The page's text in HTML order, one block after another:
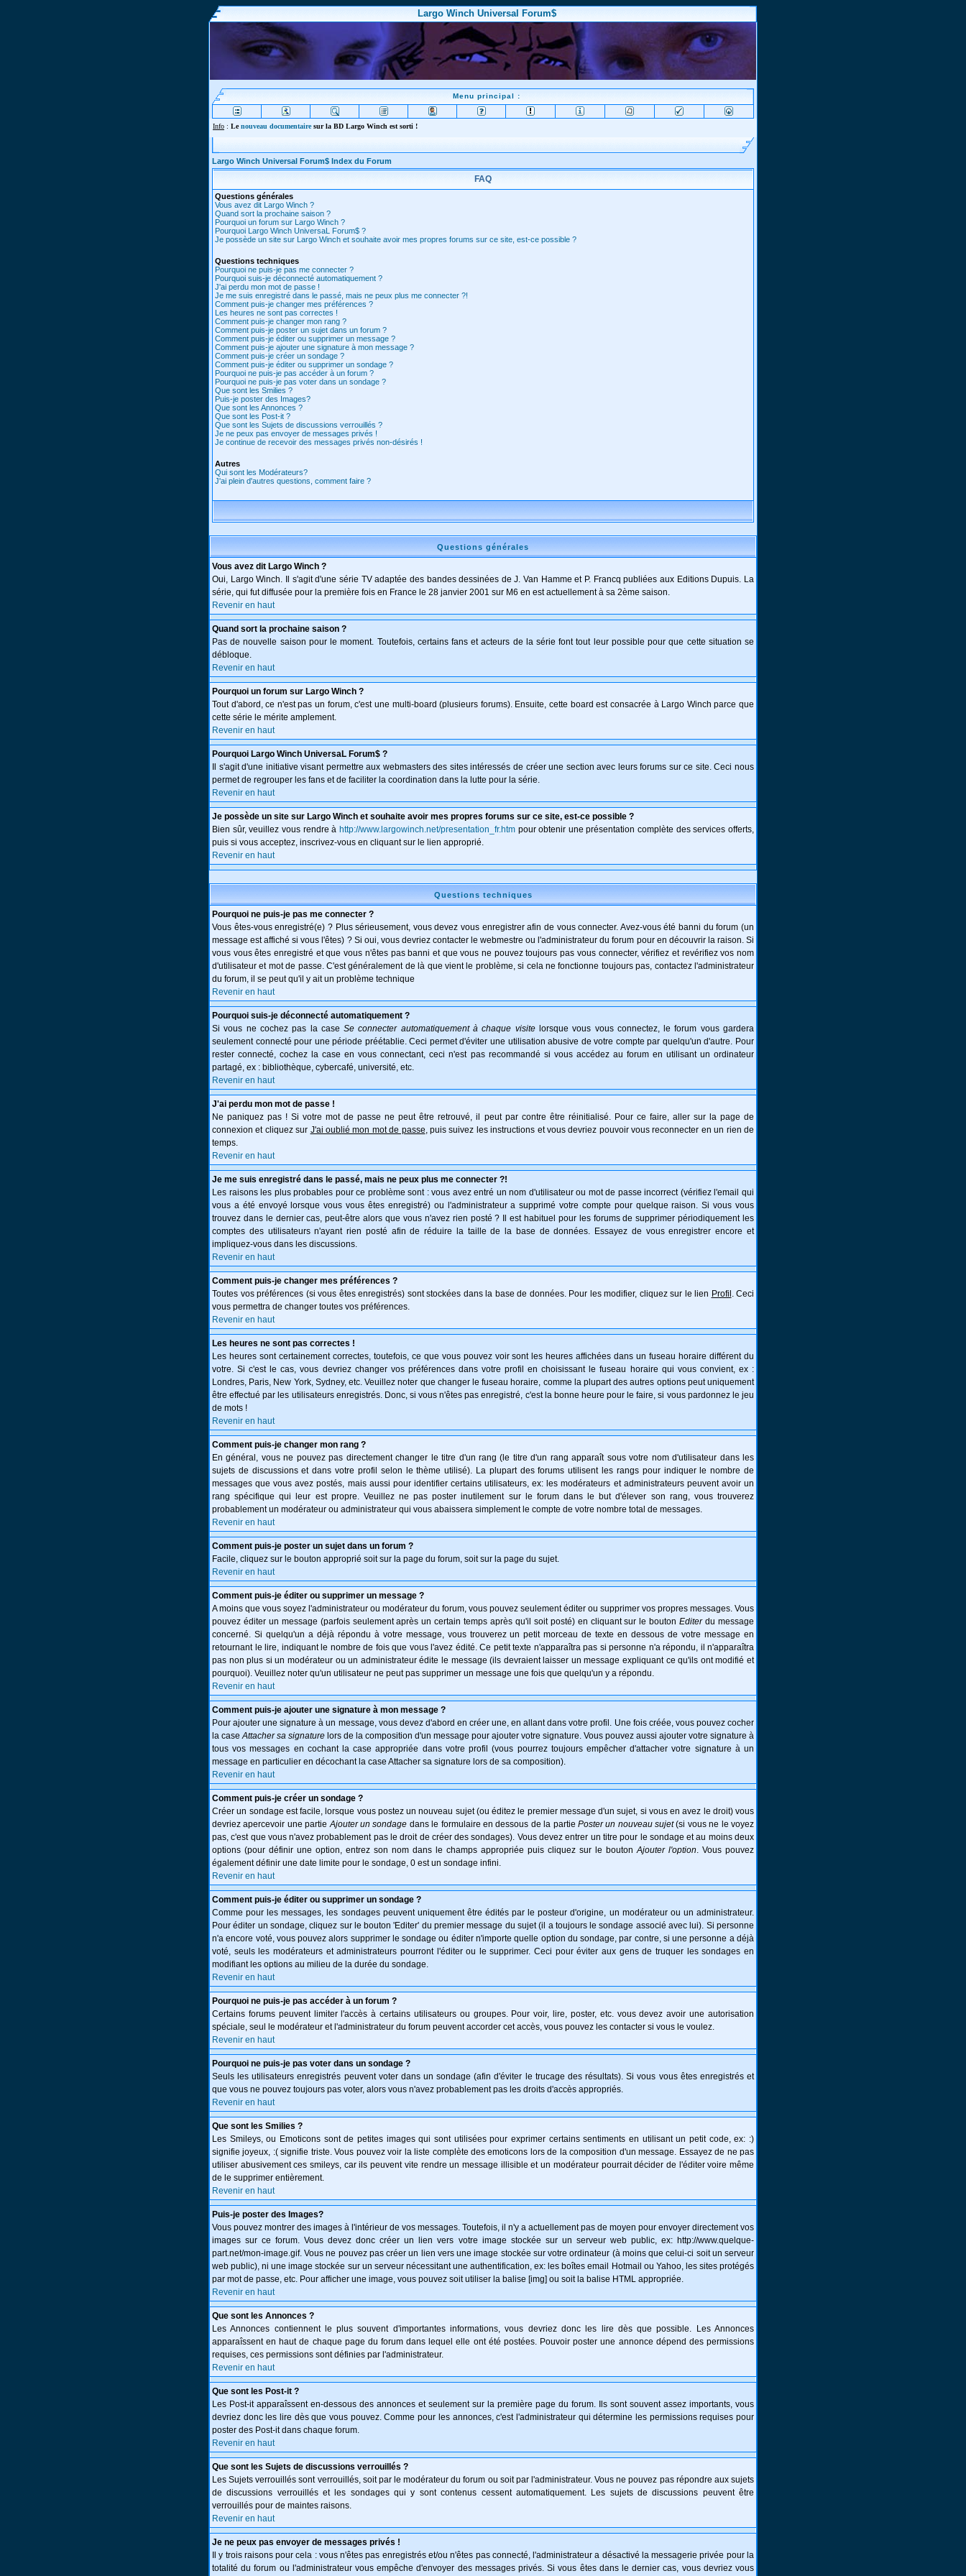
Largo Winch Universal Forum$
Menu principal :
Info : Lenouveau documentairesur la BD Largo Winch est sorti !
Largo Winch Universal Forum$ Index du Forum
FAQ
Questions générales
Vous avez dit Largo Winch ?
Quand sort la prochaine saison ?
Pourquoi un forum sur Largo Winch ?
Pourquoi Largo Winch UniversaL Forum$ ?
Je possède un site sur Largo Winch et souhaite avoir mes propres forums sur ce site, est-ce possible ?
Questions techniques
Pourquoi ne puis-je pas me connecter ?
Pourquoi suis-je déconnecté automatiquement ?
J'ai perdu mon mot de passe !
Je me suis enregistré dans le passé, mais ne peux plus me connecter ?!
Comment puis-je changer mes préférences ?
Les heures ne sont pas correctes !
Comment puis-je changer mon rang ?
Comment puis-je poster un sujet dans un forum ?
Comment puis-je éditer ou supprimer un message ?
Comment puis-je ajouter une signature à mon message ?
Comment puis-je créer un sondage ?
Comment puis-je éditer ou supprimer un sondage ?
Pourquoi ne puis-je pas accéder à un forum ?
Pourquoi ne puis-je pas voter dans un sondage ?
Que sont les Smilies ?
Puis-je poster des Images?
Que sont les Annonces ?
Que sont les Post-it ?
Que sont les Sujets de discussions verrouillés ?
Je ne peux pas envoyer de messages privés !
Je continue de recevoir des messages privés non-désirés !
Autres
Qui sont les Modérateurs?
J'ai plein d'autres questions, comment faire ?
Questions générales
Vous avez dit Largo Winch ?
Oui, Largo Winch. Il s'agit d'une série TV adaptée des bandes dessinées de J. Van Hamme et P. Francq publiées aux Editions Dupuis. La
série, qui fut diffusée pour la première fois en France le 28 janvier 2001 sur M6 en est actuellement à sa 2ème saison.
Revenir en haut
Quand sort la prochaine saison ?
Pas de nouvelle saison pour le moment. Toutefois, certains fans et acteurs de la série font tout leur possible pour que cette situation se
débloque.
Revenir en haut
Pourquoi un forum sur Largo Winch ?
Tout d'abord, ce n'est pas un forum, c'est une multi-board (plusieurs forums). Ensuite, cette board est consacrée à Largo Winch parce que
cette série le mérite amplement.
Revenir en haut
Pourquoi Largo Winch UniversaL Forum$ ?
Il s'agit d'une initiative visant permettre aux webmasters des sites intéressés de créer une section avec leurs forums sur ce site. Ceci nous
permet de regrouper les fans et de faciliter la coordination dans la lutte pour la série.
Revenir en haut
Je possède un site sur Largo Winch et souhaite avoir mes propres forums sur ce site, est-ce possible ?
Bien sûr, veuillez vous rendre à http://www.largowinch.net/presentation_fr.htmpour obtenir une présentation complète des services offerts,
puis si vous acceptez, inscrivez-vous en cliquant sur le lien approprié.
Revenir en haut
Questions techniques
Pourquoi ne puis-je pas me connecter ?
Vous êtes-vous enregistré(e) ? Plus sérieusement, vous devez vous enregistrer afin de vous connecter. Avez-vous été banni du forum (un
message est affiché si vous l'êtes) ? Si oui, vous devriez contacter le webmestre ou l'administrateur du forum pour en découvrir la raison. Si
vous vous êtes enregistré et que vous n'êtes pas banni et que vous ne pouvez toujours pas vous connecter, vérifiez et revérifiez vos nom
d'utilisateur et mot de passe. C'est généralement de là que vient le problème, si cela ne fonctionne toujours pas, contactez l'administrateur
du forum, il se peut qu'il y ait un problème technique
Revenir en haut
Pourquoi suis-je déconnecté automatiquement ?
Si vous ne cochez pas la caseSe connecter automatiquement à chaque visitelorsque vous vous connectez, le forum vous gardera
seulement connecté pour une période préétablie. Ceci permet d'éviter une utilisation abusive de votre compte par quelqu'un d'autre. Pour
rester connecté, cochez la case en vous connectant, ceci n'est pas recommandé si vous accédez au forum en utilisant un ordinateur
partagé, ex : bibliothèque, cybercafé, université, etc.
Revenir en haut
J'ai perdu mon mot de passe !
Ne paniquez pas ! Si votre mot de passe ne peut être retrouvé, il peut par contre être réinitialisé. Pour ce faire, aller sur la page de
connexion et cliquez sur J'ai oublié mon mot de passe, puis suivez les instructions et vous devriez pouvoir vous reconnecter en un rien de
temps.
Revenir en haut
Je me suis enregistré dans le passé, mais ne peux plus me connecter ?!
Les raisons les plus probables pour ce problème sont : vous avez entré un nom d'utilisateur ou mot de passe incorrect (vérifiez l'email qui
vous a été envoyé lorsque vous vous êtes enregistré) ou l'administrateur a supprimé votre compte pour quelque raison. Si vous vous
trouvez dans le dernier cas, peut-être alors que vous n'avez rien posté ? Il est habituel pour les forums de supprimer périodiquement les
comptes des utilisateurs n'ayant rien posté afin de réduire la taille de la base de données. Essayez de vous enregistrer encore et
impliquez-vous dans les discussions.
Revenir en haut
Comment puis-je changer mes préférences ?
Toutes vos préférences (si vous êtes enregistrés) sont stockées dans la base de données. Pour les modifier, cliquez sur le lien Profil . Ceci
vous permettra de changer toutes vos préférences.
Revenir en haut
Les heures ne sont pas correctes !
Les heures sont certainement correctes, toutefois, ce que vous pouvez voir sont les heures affichées dans un fuseau horaire différent du
votre. Si c'est le cas, vous devriez changer vos préférences dans votre profil en choisissant le fuseau horaire qui vous convient, ex :
Londres, Paris, New York, Sydney, etc. Veuillez noter que changer le fuseau horaire, comme la plupart des autres options peut uniquement
être effectué par les utilisateurs enregistrés. Donc, si vous n'êtes pas enregistré, c'est la bonne heure pour le faire, si vous pardonnez le jeu
de mots !
Revenir en haut
Comment puis-je changer mon rang ?
En général, vous ne pouvez pas directement changer le titre d'un rang (le titre d'un rang apparaît sous votre nom d'utilisateur dans les
sujets de discussions et dans votre profil selon le thème utilisé). La plupart des forums utilisent les rangs pour indiquer le nombre de
messages que vous avez postés, mais aussi pour identifier certains utilisateurs, ex: les modérateurs et administrateurs peuvent avoir un
rang spécifique qui leur est propre. Veuillez ne pas poster inutilement sur le forum dans le but d'élever son rang, vous trouverez
probablement un modérateur ou administrateur qui vous abaissera simplement le compte de votre nombre total de messages.
Revenir en haut
Comment puis-je poster un sujet dans un forum ?
Facile, cliquez sur le bouton approprié soit sur la page du forum, soit sur la page du sujet.
Revenir en haut
Comment puis-je éditer ou supprimer un message ?
A moins que vous soyez l'administrateur ou modérateur du forum, vous pouvez seulement éditer ou supprimer vos propres messages. Vous
pouvez éditer un message (parfois seulement après un certain temps après qu'il soit posté) en cliquant sur le boutonEditerdu message
concerné. Si quelqu'un a déjà répondu à votre message, vous trouverez un petit morceau de texte en dessous de votre message en
retournant le lire, indiquant le nombre de fois que vous l'avez édité. Ce petit texte n'apparaîtra pas si personne n'a répondu, il n'apparaîtra
pas non plus si un modérateur ou un administrateur édite le message (ils devraient laisser un message expliquant ce qu'ils ont modifié et
pourquoi). Veuillez noter qu'un utilisateur ne peut pas supprimer un message une fois que quelqu'un y a répondu.
Revenir en haut
Comment puis-je ajouter une signature à mon message ?
Pour ajouter une signature à un message, vous devez d'abord en créer une, en allant dans votre profil. Une fois créée, vous pouvez cocher
la caseAttacher sa signature lors de la composition d'un message pour ajouter votre signature. Vous pouvez aussi ajouter votre signature à
tous vos messages en cochant la case appropriée dans votre profil (vous pourrez toujours empêcher d'attacher votre signature à un
message en particulier en décochant la case Attacher sa signature lors de sa composition).
Revenir en haut
Comment puis-je créer un sondage ?
Créer un sondage est facile, lorsque vous postez un nouveau sujet (ou éditez le premier message d'un sujet, si vous en avez le droit) vous
devriez apercevoir une partieAjouter un sondage dans le formulaire en dessous de la partie Poster un nouveau sujet(si vous ne le voyez
pas, c'est que vous n'avez probablement pas le droit de créer des sondages). Vous devez entrer un titre pour le sondage et au moins deux
options (pour définir une option, entrez son nom dans le champs appropriée puis cliquez sur le boutonAjouter l'option. Vous pouvez
également définir une date limite pour le sondage, 0 est un sondage infini.
Revenir en haut
Comment puis-je éditer ou supprimer un sondage ?
Comme pour les messages, les sondages peuvent uniquement être édités par le posteur d'origine, un modérateur ou un administrateur.
Pour éditer un sondage, cliquez sur le bouton 'Editer' du premier message du sujet (il a toujours le sondage associé avec lui). Si personne
n'a encore voté, vous pouvez alors supprimer le sondage ou éditer n'importe quelle option du sondage, par contre, si une personne a déjà
voté, seuls les modérateurs et administrateurs pourront l'éditer ou le supprimer. Ceci pour éviter aux gens de truquer les sondages en
modifiant les options au milieu de la durée du sondage.
Revenir en haut
Pourquoi ne puis-je pas accéder à un forum ?
Certains forums peuvent limiter l'accès à certains utilisateurs ou groupes. Pour voir, lire, poster, etc. vous devez avoir une autorisation
spéciale, seul le modérateur et l'administrateur du forum peuvent accorder cet accès, vous pouvez les contacter si vous le voulez.
Revenir en haut
Pourquoi ne puis-je pas voter dans un sondage ?
Seuls les utilisateurs enregistrés peuvent voter dans un sondage (afin d'éviter le trucage des résultats). Si vous vous êtes enregistrés et
que vous ne pouvez toujours pas voter, alors vous n'avez probablement pas les droits d'accès appropriés.
Revenir en haut
Que sont les Smilies ?
Les Smileys, ou Emoticons sont de petites images qui sont utilisées pour exprimer certains sentiments en utilisant un petit code, ex: :)
signifie joyeux, :( signifie triste. Vous pouvez voir la liste complète des emoticons lors de la composition d'un message. Essayez de ne pas
utiliser abusivement ces smileys, car ils peuvent vite rendre un message illisible et un modérateur pourrait décider de l'éditer voire même
de le supprimer entièrement.
Revenir en haut
Puis-je poster des Images?
Vous pouvez montrer des images à l'intérieur de vos messages. Toutefois, il n'y a actuellement pas de moyen pour envoyer directement vos
images sur ce forum. Vous devez donc créer un lien vers votre image stockée sur un serveur web public, ex: http://www.quelque-
part.net/mon-image.gif. Vous ne pouvez pas créer un lien vers une image stockée sur votre ordinateur (à moins que celui-ci soit un serveur
web public), ni une image stockée sur un serveur nécessitant une authentification, ex: les boîtes email Hotmail ou Yahoo, les sites protégés
par mot de passe, etc. Pour afficher une image, vous pouvez soit utiliser la balise [img] ou soit la balise HTML appropriée.
Revenir en haut
Que sont les Annonces ?
Les Annonces contiennent le plus souvent d'importantes informations, vous devriez donc les lire dès que possible. Les Annonces
apparaîssent en haut de chaque page du forum dans lequel elle ont été postées. Pouvoir poster une annonce dépend des permissions
requises, ces permissions sont définies par l'administrateur.
Revenir en haut
Que sont les Post-it ?
Les Post-it apparaîssent en-dessous des annonces et seulement sur la première page du forum. Ils sont souvent assez importants, vous
devriez donc les lire dès que vous pouvez. Comme pour les annonces, c'est l'administrateur qui détermine les permissions requises pour
poster des Post-it dans chaque forum.
Revenir en haut
Que sont les Sujets de discussions verrouillés ?
Les Sujets verrouillés sont verrouillés, soit par le modérateur du forum ou soit par l'administrateur. Vous ne pouvez pas répondre aux sujets
de discussions verrouillés et les sondages qui y sont contenus cessent automatiquement. Les sujets de discussions peuvent être
verrouillés pour de maintes raisons.
Revenir en haut
Je ne peux pas envoyer de messages privés !
Il y trois raisons pour cela : vous n'êtes pas enregistrés et/ou n'êtes pas connecté, l'administrateur a désactivé la messagerie privée pour la
totalité du forum ou l'administrateur vous empêche d'envoyer des messages privés. Si vous êtes dans le dernier cas, vous devriez vous